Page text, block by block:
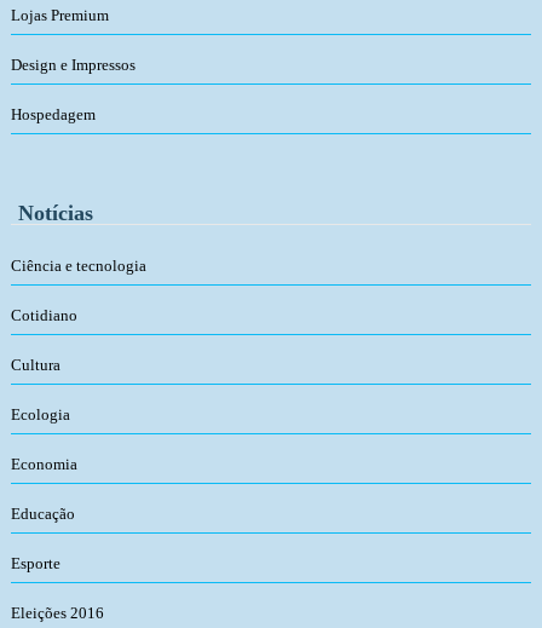
Lojas Premium
Design e Impressos
Hospedagem
Notícias
Ciência e tecnologia
Cotidiano
Cultura
Ecologia
Economia
Educação
Esporte
Eleições 2016